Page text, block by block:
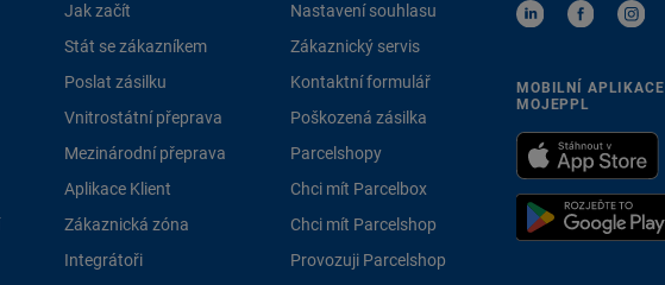
Jak začít
Stát se zákazníkem
Poslat zásilku
Vnitrostátní přeprava
Mezinárodní přeprava
Aplikace Klient
Zákaznická zóna
Integrátoři
Nastavení souhlasu
Zákaznický servis
Kontaktní formulář
Poškozená zásilka
Parcelshopy
Chci mít Parcelbox
Chci mít Parcelshop
Provozuji Parcelshop
MOBILNÍ APLIKACE
MOJEPPL